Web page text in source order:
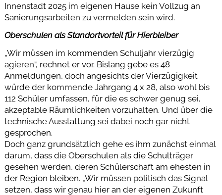
Innenstadt 2025 im eigenen Hause kein Vollzug an
Sanierungsarbeiten zu vermelden sein wird.
Oberschulen als Standortvorteil für Hierbleiber
„Wir müssen im kommenden Schuljahr vierzügig
agieren“, rechnet er vor. Bislang gebe es 48
Anmeldungen, doch angesichts der Vierzügigkeit
würde der kommende Jahrgang 4 x 28, also wohl bis
112 Schüler umfassen, für die es schwer genug sei,
akzeptable Räumlichkeiten vorzuhalten. Und über die
technische Ausstattung sei dabei noch gar nicht
gesprochen.
Doch ganz grundsätzlich gehe es ihm zunächst einmal
darum, dass die Oberschulen als die Schulträger
gesehen werden, deren Schülerschaft am ehesten in
der Region bleiben. „Wir müssen politisch das Signal
setzen, dass wir genau hier an der eigenen Zukunft